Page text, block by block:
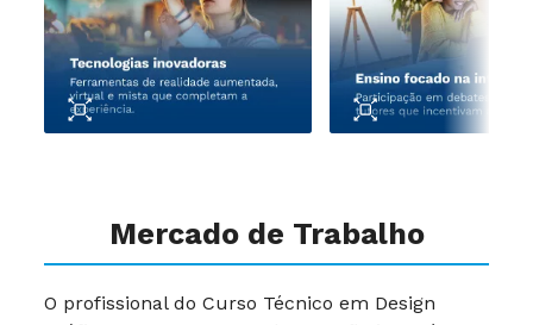
Mercado de Trabalho
O profissional do Curso Técnico em Design